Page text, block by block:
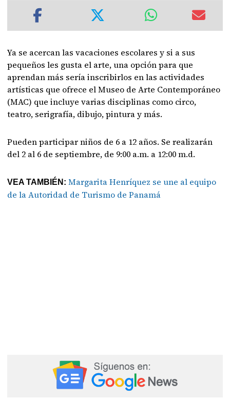
Ya se acercan las vacaciones escolares y si a sus
pequeños les gusta el arte, una opción para que
aprendan más sería inscribirlos en las actividades
artísticas que ofrece el Museo de Arte Contemporáneo
(MAC) que incluye varias disciplinas como circo,
teatro, serigrafía, dibujo, pintura y más.
Pueden participar niños de 6 a 12 años. Se realizarán
del 2 al 6 de septiembre, de 9:00 a.m. a 12:00 m.d.
VEA TAMBIÉN: Margarita Henríquez se une al equipo
de la Autoridad de Turismo de Panamá